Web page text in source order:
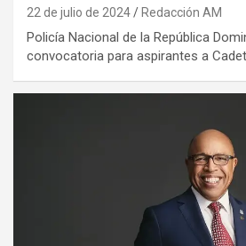
22 de julio de 2024 Redacción AM
Policía Nacional de la República
convocatoria para aspirantes a